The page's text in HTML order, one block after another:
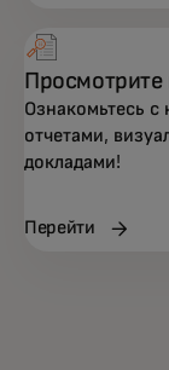
Ознакомьтесь
отчетами,
докладами!
Перейти